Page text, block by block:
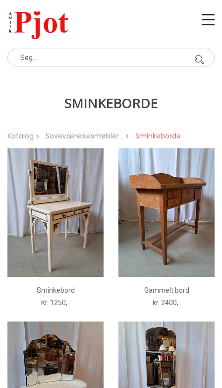
SMINKEBORDE
Katalog Soveværelsesmøbler Sminkeborde
Sminkebord
Kr. 1250,-
Gammelt bord
kr. 2400,-